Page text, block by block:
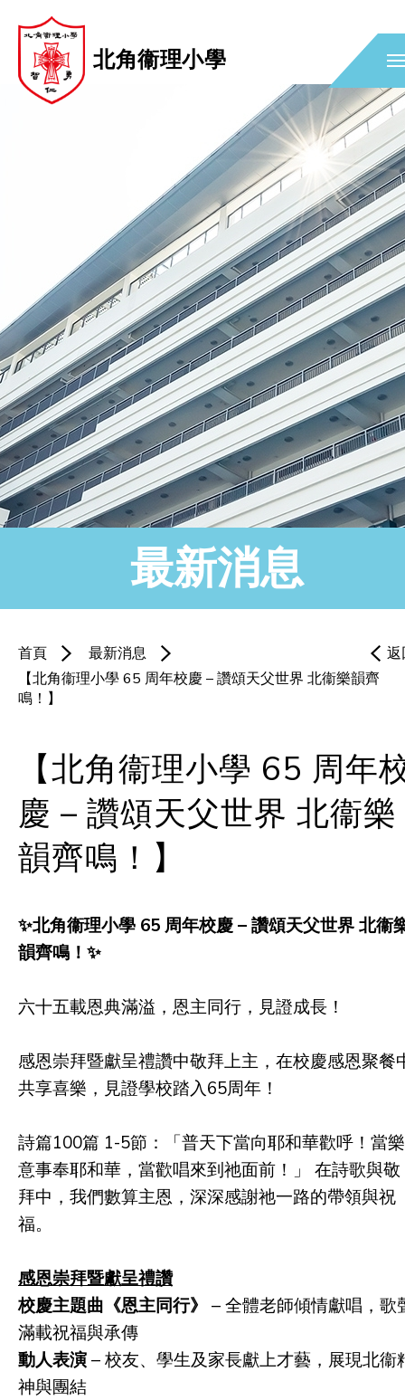
北角衞理小學
最新消息
返
首頁
最新消息
【北角衞理小學 65 周年校慶 – 讚頌天父世界 北衞樂韻齊
鳴！】
【北角衞理小學 65 周年
慶 – 讚頌天父世界 北衞樂
韻齊鳴！】
✨北角衞理小學 65 周年校慶 – 讚頌天父世界 北衞
韻齊鳴！✨
六十五載恩典滿溢，恩主同行，見證成長！
感恩崇拜暨獻呈禮讚中敬拜上主，在校慶感恩聚餐
共享喜樂，見證學校踏入65周年！
詩篇100篇 1-5節：「普天下當向耶和華歡呼！當樂
意事奉耶和華，當歡唱來到祂面前！」 在詩歌與敬
拜中，我們數算主恩，深深感謝祂一路的帶領與祝
福。
感恩崇拜暨獻呈禮讚
校慶主題曲《恩主同行》 – 全體老師傾情獻唱，歌
滿載祝福與承傳
動人表演– 校友、學生及家長獻上才藝，展現北衞
神與團結